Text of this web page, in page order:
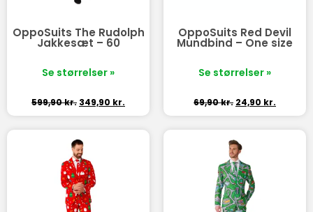
OppoSuits The Rudolph
Jakkesæt – 60
Se størrelser »
599,90kr. 349,90 kr.
OppoSuits Red Devil
Mundbind – One size
Se størrelser »
69,90kr. 24,90 kr.